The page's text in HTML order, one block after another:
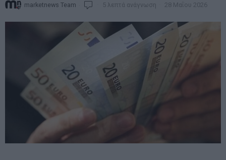
marketnews Team 5 λεπτά ανάγνωση 28 Μαΐου 2026